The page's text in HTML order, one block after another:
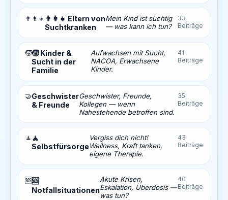
👨‍👩‍👧 👨‍👩‍👧 Eltern von
Suchtkranken
Mein Kind ist süchtig
— was kann ich tun?
33
Beiträge
🧒🧒 Kinder &
Sucht in der
Familie
Aufwachsen mit Sucht,
NACOA, Erwachsene
Kinder.
41
Beiträge
🤝Geschwister
& Freunde
Geschwister, Freunde,
Kollegen — wenn
Nahestehende betroffen sind.
35
Beiträge
🧘 🧘
Selbstfürsorge
Vergiss dich nicht!
Wellness, Kraft tanken,
eigene Therapie.
43
Beiträge
🆘🆘
Notfallsituationen
Akute Krisen,
Eskalation, Überdosis —
was tun?
40
Beiträge